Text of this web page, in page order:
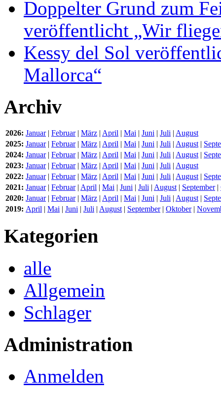
Doppelter Grund zum
veröffentlicht „Wir
Kessy del Sol
Mallorca“
Archiv
2026: Januar| Februar| März | April | Mai | Juni | Juli | August
2025: Januar| Februar| März | April | Mai | Juni | Juli | August|
2024: Januar| Februar| März | April | Mai | Juni | Juli | August|
2023: Januar| Februar| März | April | Mai | Juni | Juli | August
2022: Januar| Februar| März | April | Mai | Juni | Juli | August|
2021: Januar| Februar| April | Mai | Juni | Juli | August| September|
2020: Januar| Februar| März | April | Mai | Juni | Juli | August|
2019: April | Mai | Juni | Juli | August| September| Oktober|
Kategorien
alle
Allgemein
Schlager
Administration
Anmelden